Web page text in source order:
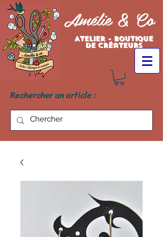
Amélie & Co
Atelier - Boutique
de créateurs
Rechercher un article :